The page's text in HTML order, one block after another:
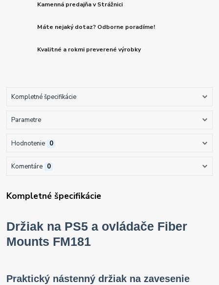
Kamenná predajňa v Strážnici
Máte nejaký dotaz? Odborne poradíme!
Kvalitné a rokmi preverené výrobky
Kompletné špecifikácie
Parametre
Hodnotenie 0
Komentáre 0
Kompletné špecifikácie
Držiak na PS5 a ovládače Fiber
Mounts FM181
Praktický nástenný držiak na zavesenie